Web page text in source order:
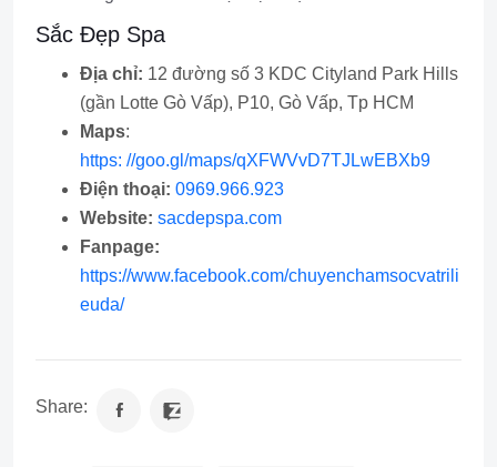
Sắc Đẹp Spa
Địa chỉ: 12 đường số 3 KDC Cityland Park Hills
(gần Lotte Gò Vấp), P10, Gò Vấp, Tp HCM
Maps:
https: //goo.gl/maps/qXFWVvD7TJLwEBXb9
Điện thoại: 0969.966.923
Website: sacdepspa.com
Fanpage:
https://www.facebook.com/chuyenchamsocvatrili
euda/
Share: